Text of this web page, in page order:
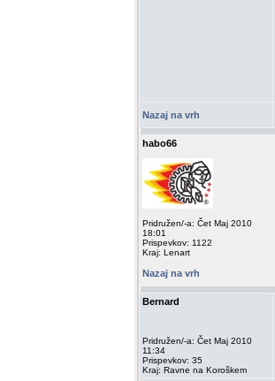
Nazaj na vrh
habo66
Pridružen/-a: Čet Maj 2010
18:01
Prispevkov: 1122
Kraj: Lenart
Nazaj na vrh
Bernard
Pridružen/-a: Čet Maj 2010
11:34
Prispevkov: 35
Kraj: Ravne na Koroškem